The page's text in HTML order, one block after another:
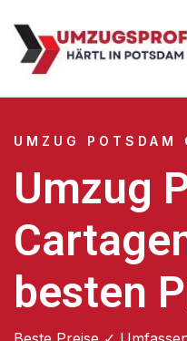
UMZUG POTSDAM
Umzug
besten